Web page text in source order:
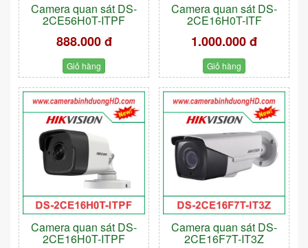
Camera quan sát DS-
2CE56H0T-ITPF
888.000 đ
Giỏ hàng
Camera quan sát DS-
2CE16H0T-ITF
1.000.000 đ
Giỏ hàng
Camera quan sát DS-
2CE16H0T-ITPF
Camera quan sát DS-
2CE16F7T-IT3Z